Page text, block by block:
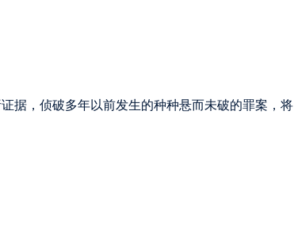
据，侦破多年以前发生的种种悬而未破的罪案，将